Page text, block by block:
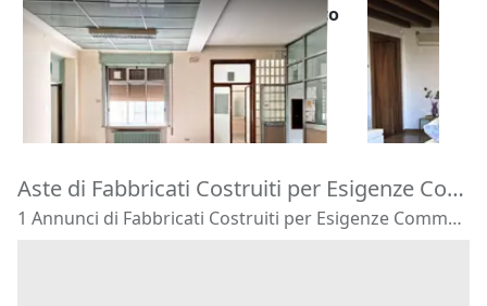
Asta Blocco uffici pubblici in edifico
polifunzionale
Rovigo (Rovigo)
92.193 €
24/09/2026
Asta Ufficio
giardino e
Arzignano
81.600 €
17/09/2026
Aste di Fabbricati Costruiti per Esigenze Commerciali San Pietro Viminario
1 Annunci di Fabbricati Costruiti per Esigenze Commerciali - San Pietro Viminario